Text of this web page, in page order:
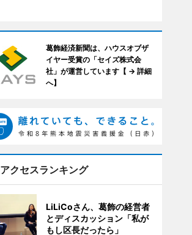
葛飾経済新聞は、ハウスオブザ
イヤー受賞の「セイズ株式会
社」が運営しています【 → 詳細
へ】
アクセスランキング
LiLiCoさん、葛飾の経営者
とディスカッション「私が
もし区長だったら」